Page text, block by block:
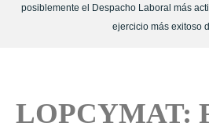
posiblemente el Despacho Laboral más
ejercicio más exitoso
LOPCYMAT: